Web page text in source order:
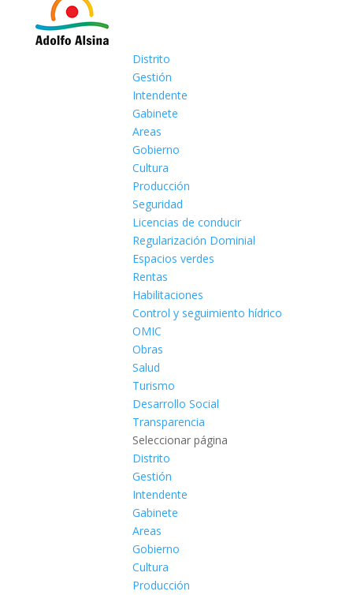
Distrito
Gestión
Intendente
Gabinete
Areas
Gobierno
Cultura
Producción
Seguridad
Licencias de conducir
Regularización Dominial
Espacios verdes
Rentas
Habilitaciones
Control y seguimiento hídrico
OMIC
Obras
Salud
Turismo
Desarrollo Social
Transparencia
Seleccionar página
Distrito
Gestión
Intendente
Gabinete
Areas
Gobierno
Cultura
Producción